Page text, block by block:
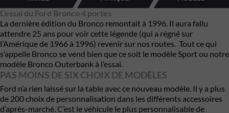
L’essai du Ford Bronco 4 portes
La dernière édition du Bronco remontait à 1996. Il aura fallu
attendre 25 ans pour voir cette légende (qui a régné sur
l’Amérique de 1966 à 1996) revenir sur nos routes. Tout ce qui
s’appelle Bronco se vend bien que ce soit le modèle Sport ou notre
modèle Bronco Outerbank à l’essai.
PAS MOINS DE SIX CHOIX DE MODÈLES
Ford n’a rien laissé sur la table avec ce nouveau modèle. Il y a plus
de 200 choix de personnalisation dans les différents accessoires
d’après-marché. C’est le véhicule le plus personnalisable de